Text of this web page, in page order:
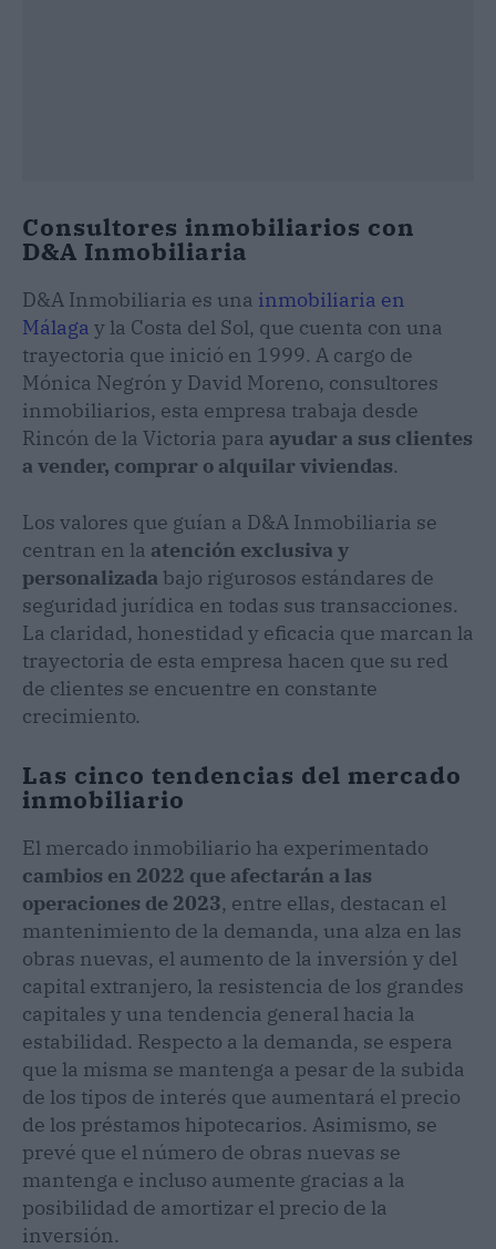
Consultores inmobiliarios con
D&A Inmobiliaria
D&A Inmobiliaria es una inmobiliaria en
Málaga y la Costa del Sol, que cuenta con una
trayectoria que inició en 1999. A cargo de
Mónica Negrón y David Moreno, consultores
inmobiliarios, esta empresa trabaja desde
Rincón de la Victoria para ayudar a sus clientes
a vender, comprar o alquilar viviendas.
Los valores que guían a D&A Inmobiliaria se
centran en la atención exclusiva y
personalizada bajo rigurosos estándares de
seguridad jurídica en todas sus transacciones.
La claridad, honestidad y eficacia que marcan la
trayectoria de esta empresa hacen que su red
de clientes se encuentre en constante
crecimiento.
Las cinco tendencias del mercado
inmobiliario
El mercado inmobiliario ha experimentado
cambios en 2022 que afectarán a las
operaciones de 2023, entre ellas, destacan el
mantenimiento de la demanda, una alza en las
obras nuevas, el aumento de la inversión y del
capital extranjero, la resistencia de los grandes
capitales y una tendencia general hacia la
estabilidad. Respecto a la demanda, se espera
que la misma se mantenga a pesar de la subida
de los tipos de interés que aumentará el precio
de los préstamos hipotecarios. Asimismo, se
prevé que el número de obras nuevas se
mantenga e incluso aumente gracias a la
posibilidad de amortizar el precio de la
inversión.